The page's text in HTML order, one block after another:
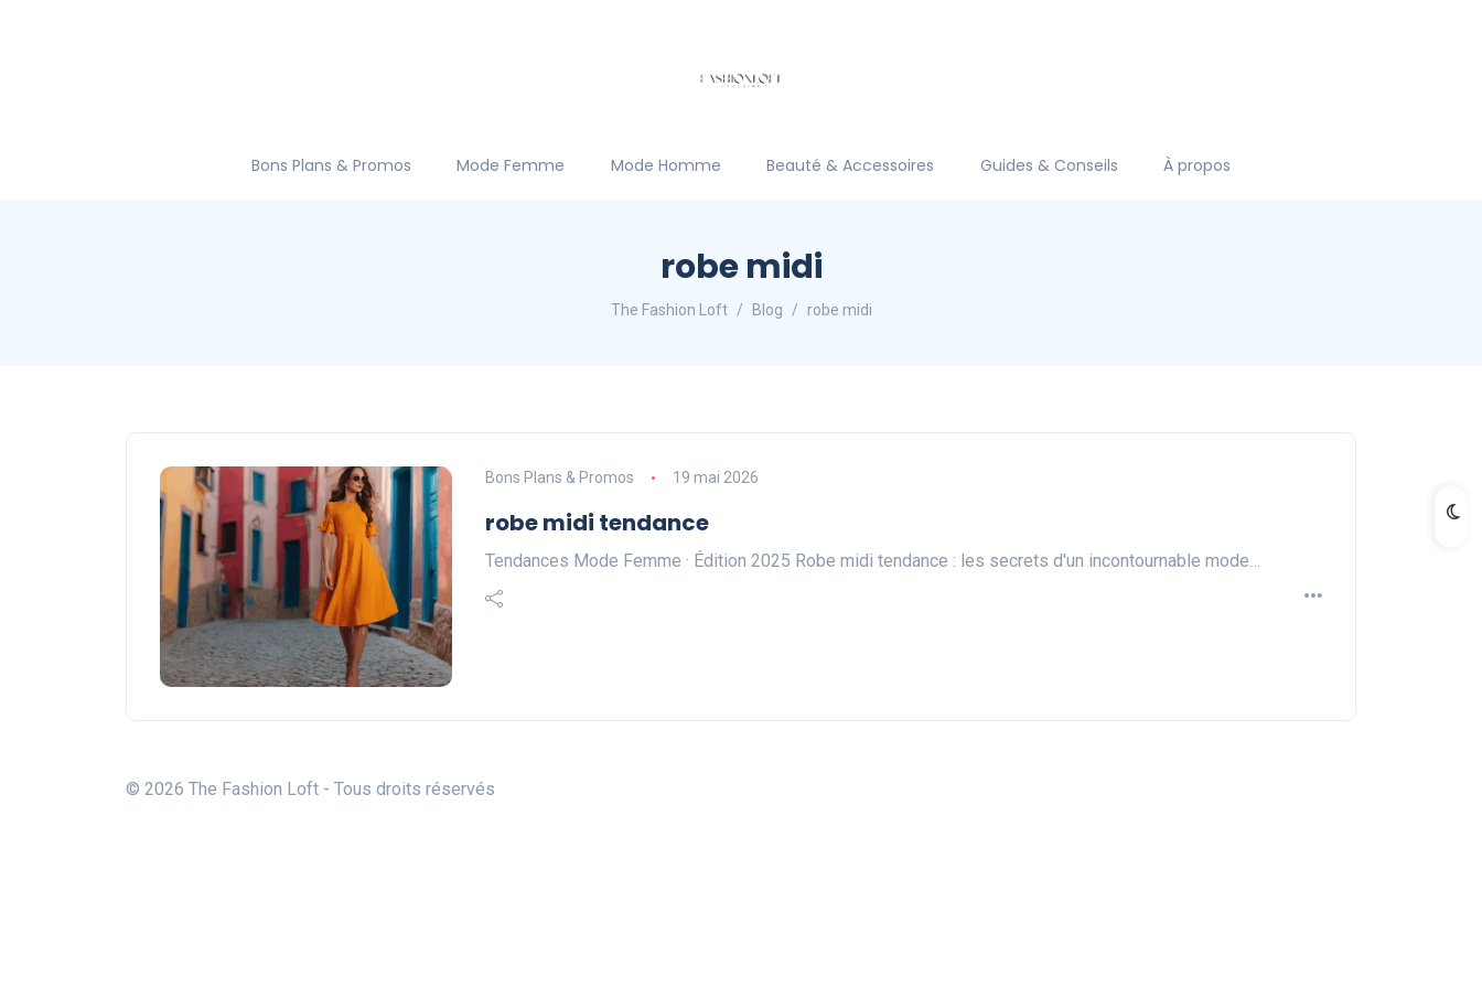
Bons Plans & Promos Mode Femme Mode Homme Beauté & Accessoires Guides & Conseils À propos
robe midi
The Fashion Loft Blog robe midi
Bons Plans & Promos 19 mai 2026
robe midi tendance
Tendances Mode Femme · Édition 2025 Robe midi tendance : les secrets d'un incontournable mode…
© 2026 The Fashion Loft - Tous droits réservés